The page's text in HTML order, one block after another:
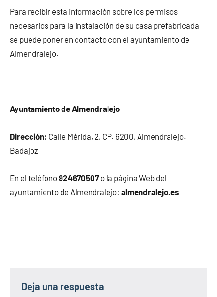
Para recibir esta información sobre los permisos
necesarios para la instalación de su casa prefabricada
se puede poner en contacto con el ayuntamiento de
Almendralejo.
Ayuntamiento de Almendralejo
Dirección: Calle Mérida, 2, CP. 6200, Almendralejo.
Badajoz
En el teléfono924670507o la página Web del
ayuntamiento de Almendralejo: almendralejo.es
Deja una respuesta